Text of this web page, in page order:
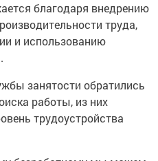
благодаря внедрению
труда,
и использованию
занятости обратились
работы, из них
трудоустройства